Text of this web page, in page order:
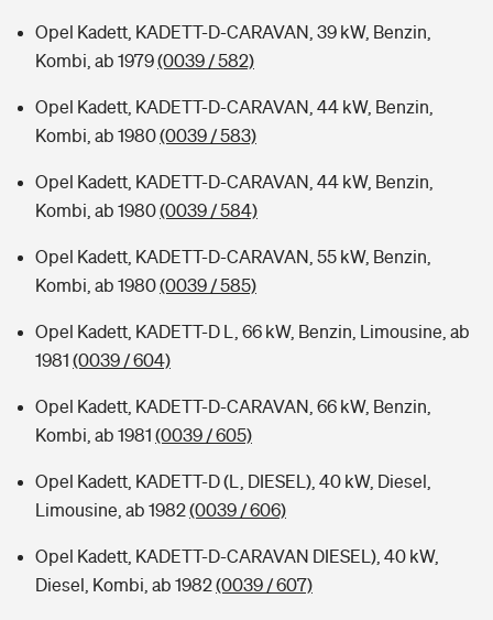
Opel Kadett, KADETT-D-CARAVAN, 39 kW, Benzin,
Kombi, ab 1979(0039 / 582)
Opel Kadett, KADETT-D-CARAVAN, 44 kW, Benzin,
Kombi, ab 1980(0039 / 583)
Opel Kadett, KADETT-D-CARAVAN, 44 kW, Benzin,
Kombi, ab 1980(0039 / 584)
Opel Kadett, KADETT-D-CARAVAN, 55 kW, Benzin,
Kombi, ab 1980(0039 / 585)
Opel Kadett, KADETT-D L, 66 kW, Benzin, Limousine, ab
1981 (0039 / 604)
Opel Kadett, KADETT-D-CARAVAN, 66 kW, Benzin,
Kombi, ab 1981 (0039 / 605)
Opel Kadett, KADETT-D (L, DIESEL), 40 kW, Diesel,
Limousine, ab 1982(0039 / 606)
Opel Kadett, KADETT-D-CARAVAN DIESEL), 40 kW,
Diesel, Kombi, ab 1982(0039 / 607)